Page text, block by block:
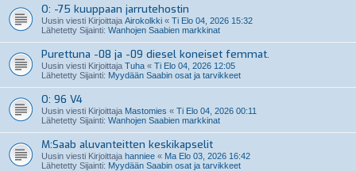
O: -75 kuuppaan jarrutehostin
Uusin viesti Kirjoittaja Airokolkki « Ti Elo 04, 2026 15:32
Lähetetty Sijainti: Wanhojen Saabien markkinat
Purettuna -08 ja -09 diesel koneiset femmat.
Uusin viesti Kirjoittaja Tuha « Ti Elo 04, 2026 12:05
Lähetetty Sijainti: Myydään Saabin osat ja tarvikkeet
O: 96 V4
Uusin viesti Kirjoittaja Mastomies « Ti Elo 04, 2026 00:11
Lähetetty Sijainti: Wanhojen Saabien markkinat
M:Saab aluvanteitten keskikapselit
Uusin viesti Kirjoittaja hanniee « Ma Elo 03, 2026 16:42
Lähetetty Sijainti: Myydään Saabin osat ja tarvikkeet